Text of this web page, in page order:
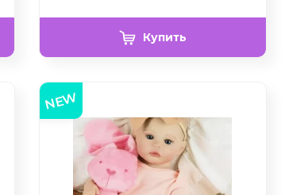
Купить
NEW